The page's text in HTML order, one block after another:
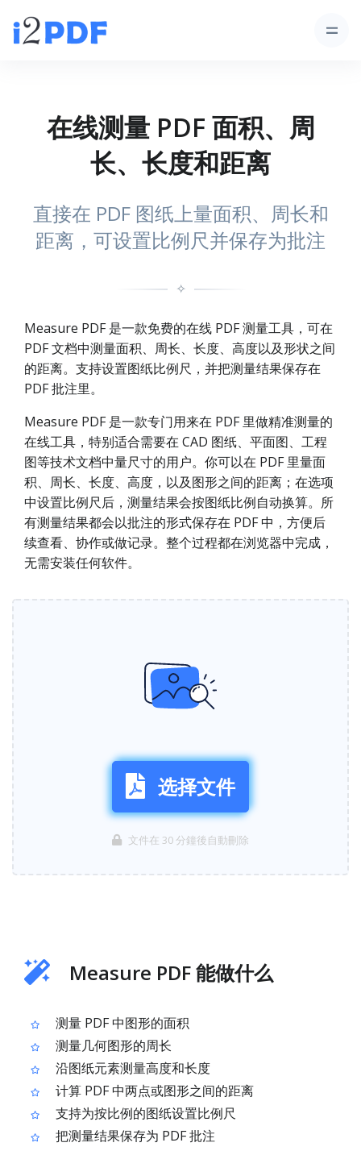
在线测量 PDF 面积、周
长、长度和距离
直接在 PDF 图纸上量面积、周长和
距离，可设置比例尺并保存为批注
✧
Measure PDF 是一款免费的在线 PDF 测量工具，可在
PDF 文档中测量面积、周长、长度、高度以及形状之间
的距离。支持设置图纸比例尺，并把测量结果保存在
PDF 批注里。
Measure PDF 是一款专门用来在 PDF 里做精准测量的
在线工具，特别适合需要在 CAD 图纸、平面图、工程
图等技术文档中量尺寸的用户。你可以在 PDF 里量面
积、周长、长度、高度，以及图形之间的距离；在选项
中设置比例尺后，测量结果会按图纸比例自动换算。所
有测量结果都会以批注的形式保存在 PDF 中，方便后
续查看、协作或做记录。整个过程都在浏览器中完成，
无需安装任何软件。
选择文件
文件在 30 分鐘後自動刪除
Measure PDF 能做什么
测量 PDF 中图形的面积
测量几何图形的周长
沿图纸元素测量高度和长度
计算 PDF 中两点或图形之间的距离
支持为按比例的图纸设置比例尺
把测量结果保存为 PDF 批注